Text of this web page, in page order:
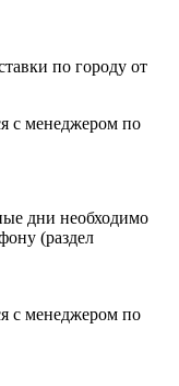
по городу от
с менеджером по
дни необходимо
(раздел
с менеджером по